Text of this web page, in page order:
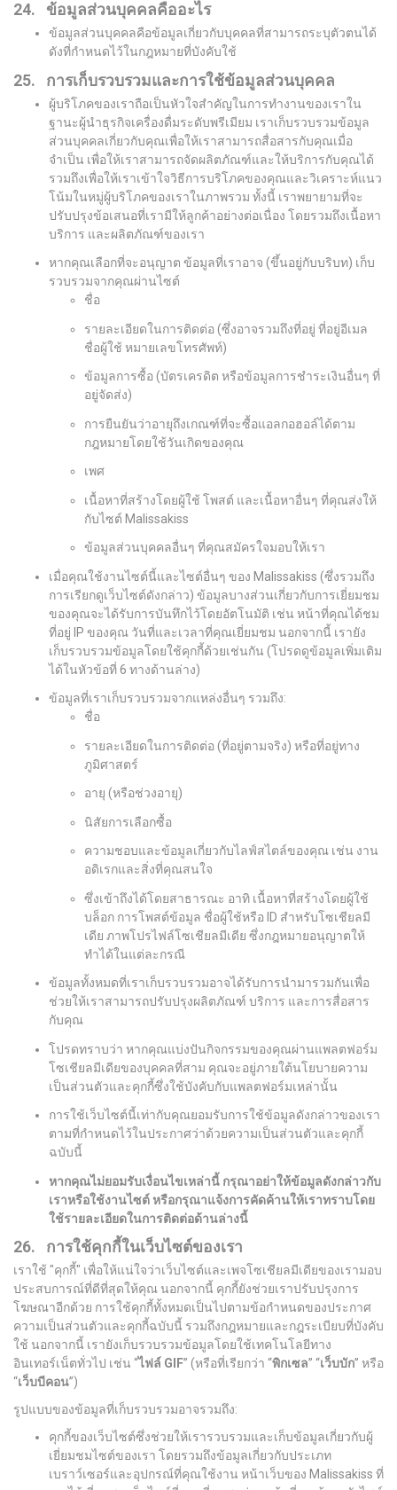
24. ข้อมูลส่วนบุคคลคืออะไร
ข้อมูลส่วนบุคคลคือข้อมูลเกี่ยวกับบุคคลที่สามารถระบุตัวตนได้
ดังที่กำหนดไว้ในกฎหมายที่บังคับใช้
25. การเก็บรวบรวมและการใช้ข้อมูลส่วนบุคคล
ผู้บริโภคของเราถือเป็นหัวใจสำคัญในการทำงานของเราใน
ฐานะผู้นำธุรกิจเครื่องดื่มระดับพรีเมียม เราเก็บรวบรวมข้อมูล
ส่วนบุคคลเกี่ยวกับคุณเพื่อให้เราสามารถสื่อสารกับคุณเมื่อ
จำเป็น เพื่อให้เราสามารถจัดผลิตภัณฑ์และให้บริการกับคุณได้
รวมถึงเพื่อให้เราเข้าใจวิธีการบริโภคของคุณและวิเคราะห์แนว
โน้มในหมู่ผู้บริโภคของเราในภาพรวม ทั้งนี้ เราพยายามที่จะ
ปรับปรุงข้อเสนอที่เรามีให้ลูกค้าอย่างต่อเนื่อง โดยรวมถึงเนื้อหา
บริการ และผลิตภัณฑ์ของเรา
หากคุณเลือกที่จะอนุญาต ข้อมูลที่เราอาจ (ขึ้นอยู่กับบริบท) เก็บ
รวบรวมจากคุณผ่านไซต์
ชื่อ
รายละเอียดในการติดต่อ (ซึ่งอาจรวมถึงที่อยู่ ที่อยู่อีเมล
ชื่อผู้ใช้ หมายเลขโทรศัพท์)
ข้อมูลการซื้อ (บัตรเครดิต หรือข้อมูลการชำระเงินอื่นๆ ที่
อยู่จัดส่ง)
การยืนยันว่าอายุถึงเกณฑ์ที่จะซื้อแอลกอฮอล์ได้ตาม
กฎหมายโดยใช้วันเกิดของคุณ
เพศ
เนื้อหาที่สร้างโดยผู้ใช้ โพสต์ และเนื้อหาอื่นๆ ที่คุณส่งให้
กับไซต์ Malissakiss
ข้อมูลส่วนบุคคลอื่นๆ ที่คุณสมัครใจมอบให้เรา
เมื่อคุณใช้งานไซต์นี้และไซต์อื่นๆ ของ Malissakiss (ซึ่งรวมถึง
การเรียกดูเว็บไซต์ดังกล่าว) ข้อมูลบางส่วนเกี่ยวกับการเยี่ยมชม
ของคุณจะได้รับการบันทึกไว้โดยอัตโนมัติ เช่น หน้าที่คุณได้ชม
ที่อยู่ IP ของคุณ วันที่และเวลาที่คุณเยี่ยมชม นอกจากนี้ เรายัง
เก็บรวบรวมข้อมูลโดยใช้คุกกี้ด้วยเช่นกัน (โปรดดูข้อมูลเพิ่มเติม
ได้ในหัวข้อที่ 6 ทางด้านล่าง)
ข้อมูลที่เราเก็บรวบรวมจากแหล่งอื่นๆ รวมถึง:
ชื่อ
รายละเอียดในการติดต่อ (ที่อยู่ตามจริง) หรือที่อยู่ทาง
ภูมิศาสตร์
อายุ (หรือช่วงอายุ)
นิสัยการเลือกซื้อ
ความชอบและข้อมูลเกี่ยวกับไลฟ์สไตล์ของคุณ เช่น งาน
อดิเรกและสิ่งที่คุณสนใจ
ซึ่งเข้าถึงได้โดยสาธารณะ อาทิ เนื้อหาที่สร้างโดยผู้ใช้
บล็อก การโพสต์ข้อมูล ชื่อผู้ใช้หรือ ID สำหรับโซเชียลมี
เดีย ภาพโปรไฟล์โซเชียลมีเดีย ซึ่งกฎหมายอนุญาตให้
ทำได้ในแต่ละกรณี
ข้อมูลทั้งหมดที่เราเก็บรวบรวมอาจได้รับการนำมารวมกันเพื่อ
ช่วยให้เราสามารถปรับปรุงผลิตภัณฑ์ บริการ และการสื่อสาร
กับคุณ
โปรดทราบว่า หากคุณแบ่งปันกิจกรรมของคุณผ่านแพลตฟอร์ม
โซเชียลมีเดียของบุคคลที่สาม คุณจะอยู่ภายใต้นโยบายความ
เป็นส่วนตัวและคุกกี้ซึ่งใช้บังคับกับแพลตฟอร์มเหล่านั้น
การใช้เว็บไซต์นี้เท่ากับคุณยอมรับการใช้ข้อมูลดังกล่าวของเรา
ตามที่กำหนดไว้ในประกาศว่าด้วยความเป็นส่วนตัวและคุกกี้
ฉบับนี้
หากคุณไม่ยอมรับเงื่อนไขเหล่านี้ กรุณาอย่าให้ข้อมูลดังกล่าวกับ
เราหรือใช้งานไซต์ หรือกรุณาแจ้งการคัดค้านให้เราทราบโดย
ใช้รายละเอียดในการติดต่อด้านล่างนี้
26. การใช้คุกกี้ในเว็บไซต์ของเรา
เราใช้ "คุกกี้" เพื่อให้แน่ใจว่าเว็บไซต์และเพจโซเชียลมีเดียของเรามอบ
ประสบการณ์ที่ดีที่สุดให้คุณ นอกจากนี้ คุกกี้ยังช่วยเราปรับปรุงการ
โฆษณาอีกด้วย การใช้คุกกี้ทั้งหมดเป็นไปตามข้อกำหนดของประกาศ
ความเป็นส่วนตัวและคุกกี้ฉบับนี้ รวมถึงกฎหมายและกฎระเบียบที่บังคับ
ใช้ นอกจากนี้ เรายังเก็บรวบรวมข้อมูลโดยใช้เทคโนโลยีทาง
อินเทอร์เน็ตทั่วไป เช่น “ไฟล์ GIF” (หรือที่เรียกว่า “พิกเซล” “เว็บบัก” หรือ
“เว็บบีคอน”)
รูปแบบของข้อมูลที่เก็บรวบรวมอาจรวมถึง:
คุกกี้ของเว็บไซต์ซึ่งช่วยให้เรารวบรวมและเก็บข้อมูลเกี่ยวกับผู้
เยี่ยมชมไซต์ของเรา โดยรวมถึงข้อมูลเกี่ยวกับประเภท
เบราว์เซอร์และอุปกรณ์ที่คุณใช้งาน หน้าเว็บของ Malissakiss ที่